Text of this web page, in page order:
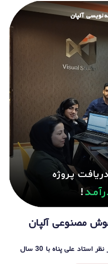
مصنوعی آلپان
آموزش کاملا تجربی و پروژه محور، زیر نظر استاد علی پناه با 30 سال